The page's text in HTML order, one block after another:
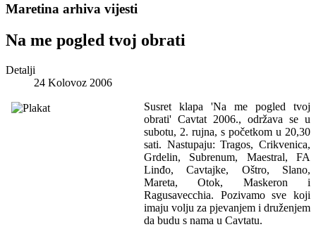
Maretina arhiva vijesti
Na me pogled tvoj obrati
Detalji
24 Kolovoz 2006
Susret klapa 'Na me pogled tvoj
obrati' Cavtat 2006., održava se u
subotu, 2. rujna, s početkom u 20,30
sati. Nastupaju: Tragos, Crikvenica,
Grdelin, Subrenum, Maestral, FA
Linđo, Cavtajke, Oštro, Slano,
Mareta, Otok, Maskeron i
Ragusavecchia. Pozivamo sve koji
imaju volju za pjevanjem i druženjem
da budu s nama u Cavtatu.